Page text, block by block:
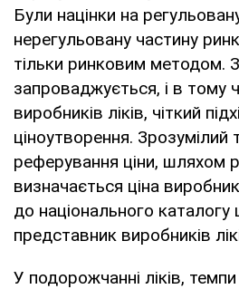
Були націнки на
нерегульовану частину
тільки ринковим методом.
запроваджується, і в тому
виробників ліків, чіткий
ціноутворення. Зрозумілий
реферування ціни, шляхом
визначається ціна
до національного каталогу
представник виробників
У подорожчанні ліків,